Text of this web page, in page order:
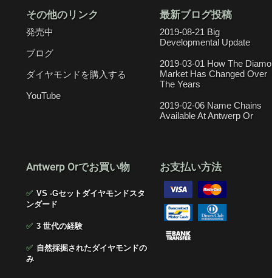
その他のリンク
発売中
ブログ
ダイヤモンドを購入する
YouTube
最新ブログ投稿
2019-08-21 Big
Developmental Update
2019-03-01 How The
Market Has Changed Over
The Years
2019-02-06 Name Chains
Available At Antwerp Or
Antwerp Orでお買い物
✅ VS -Gセットダイヤモンドスタ
ンダード
✅ 3 世代の経験
✅ 自然採掘されたダイヤモンドの
み
お支払い方法